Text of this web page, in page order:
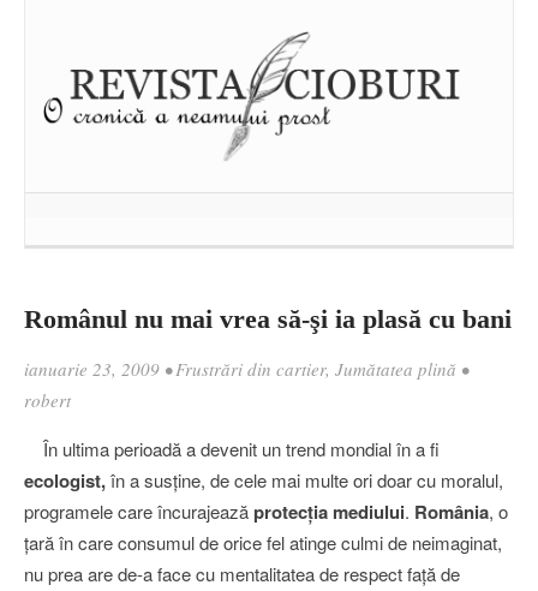
Românul nu mai vrea să-şi ia plasă cu bani
ianuarie 23, 2009 •Frustrări din cartier, Jumătatea plină •
robert
În ultima perioadă a devenit un trend mondial în a fi
ecologist,în a susţine, de cele mai multe ori doar cu moralul,
programele care încurajeazăprotecţia mediului. România, o
ţară în care consumul de orice fel atinge culmi de neimaginat,
nu prea are de-a face cu mentalitatea de respect faţă de